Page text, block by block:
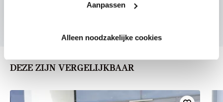
Aanpassen
Alleen noodzakelijke cookies
DEZE ZIJN VERGELIJKBAAR